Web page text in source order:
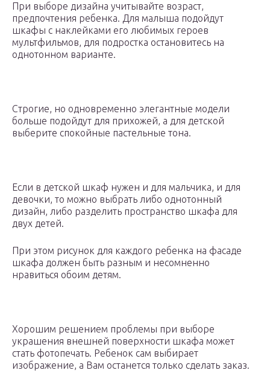
При выборе дизайна учитывайте возраст,
предпочтения ребенка. Для малыша подойдут
шкафы с наклейками его любимых героев
мультфильмов, для подростка остановитесь на
однотонном варианте.
Строгие, но одновременно элегантные модели
больше подойдут для прихожей, а для детской
выберите спокойные пастельные тона.
Если в детской шкаф нужен и для мальчика, и для
девочки, то можно выбрать либо однотонный
дизайн, либо разделить пространство шкафа для
двух детей.
При этом рисунок для каждого ребенка на фасаде
шкафа должен быть разным и несомненно
нравиться обоим детям.
Хорошим решением проблемы при выборе
украшения внешней поверхности шкафа может
стать фотопечать. Ребенок сам выбирает
изображение, а Вам останется только сделать заказ.